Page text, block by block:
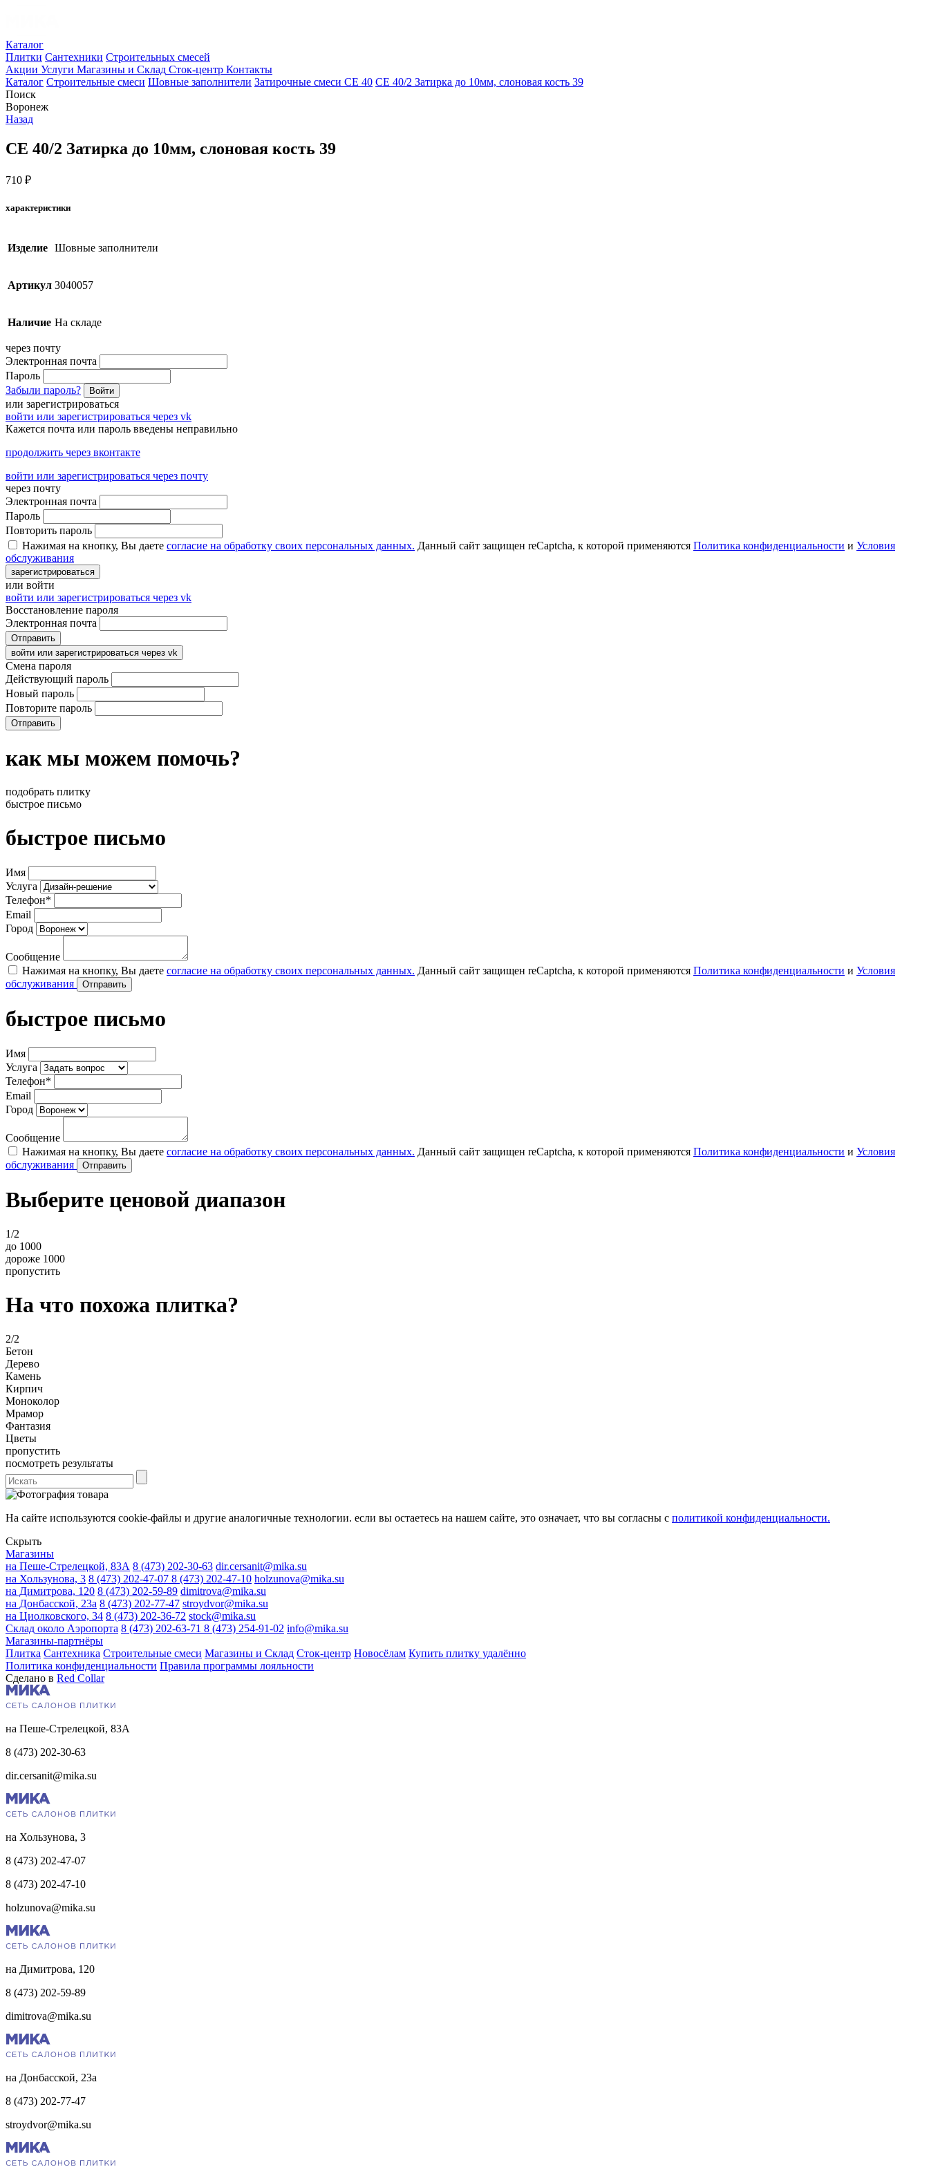
Каталог
Плитки Сантехники Строительных смесей
Акции Услуги Магазины и Склад Сток-центр Контакты
Каталог Строительные смеси Шовные заполнители Затирочные смеси CE 40 СЕ 40/2 Затирка до 10мм, слоновая кость 39
Поиск
Воронеж
Назад
СЕ 40/2 Затирка до 10мм, слоновая кость 39
710 ₽
характеристики
Изделие Шовные заполнители
Артикул 3040057
Наличие На складе
через почту
Электронная почта
Пароль
Забыли пароль?
Войти
или зарегистрироваться
войти или зарегистрироваться через vk
Кажется почта или пароль введены неправильно
продолжить через вконтакте
войти или зарегистрироваться через почту
через почту
Электронная почта
Пароль
Повторить пароль
Нажимая на кнопку, Вы даете согласие на обработку своих персональных данных. Данный сайт защищен reCaptcha, к которой применяются Политика конфиденциальности и Условия
обслуживания
зарегистрироваться
или войти
войти или зарегистрироваться через vk
Восстановление пароля
Электронная почта
Отправить
войти или зарегистрироваться через vk
Смена пароля
Действующий пароль
Новый пароль
Повторите пароль
Отправить
как мы можем помочь?
подобрать плитку
быстрое письмо
быстрое письмо
Имя
Услуга
Телефон*
Email
Город
Сообщение
Нажимая на кнопку, Вы даете согласие на обработку своих персональных данных. Данный сайт защищен reCaptcha, к которой применяются Политика конфиденциальности и Условия
обслуживания
быстрое письмо
Имя
Услуга
Телефон*
Email
Город
Сообщение
Нажимая на кнопку, Вы даете согласие на обработку своих персональных данных. Данный сайт защищен reCaptcha, к которой применяются Политика конфиденциальности и Условия
обслуживания
Выберите ценовой диапазон
1/2
до 1000
дороже 1000
пропустить
На что похожа плитка?
2/2
Бетон
Дерево
Камень
Кирпич
Моноколор
Мрамор
Фантазия
Цветы
пропустить
посмотреть результаты
На сайте используются cookie-файлы и другие аналогичные технологии. если вы остаетесь на нашем сайте, это означает, что вы согласны с политикой конфиденциальности.
Скрыть
Магазины
на Пеше-Стрелецкой, 83А 8 (473) 202-30-63 dir.cersanit@mika.su
на Хользунова, 3 8 (473) 202-47-07 8 (473) 202-47-10 holzunova@mika.su
на Димитрова, 120 8 (473) 202-59-89 dimitrova@mika.su
на Донбасской, 23а 8 (473) 202-77-47 stroydvor@mika.su
на Циолковского, 34 8 (473) 202-36-72 stock@mika.su
Склад около Аэропорта 8 (473) 202-63-71 8 (473) 254-91-02 info@mika.su
Магазины-партнёры
Плитка Сантехника Строительные смеси Магазины и Склад Сток-центр Новосёлам Купить плитку удалённо
Политика конфиденциальности Правила программы лояльности
Сделано в Red Collar
на Пеше-Стрелецкой, 83А
8 (473) 202-30-63
dir.cersanit@mika.su
на Хользунова, 3
8 (473) 202-47-07
8 (473) 202-47-10
holzunova@mika.su
на Димитрова, 120
8 (473) 202-59-89
dimitrova@mika.su
на Донбасской, 23а
8 (473) 202-77-47
stroydvor@mika.su